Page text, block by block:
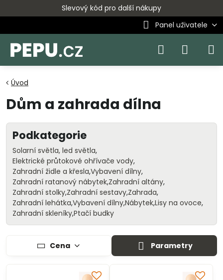
Slevový kód pro další nákupy
Panel uživatele
Úvod
Dům a zahrada dílna
Podkategorie
Solarní světla, led světla
Elektrické průtokové ohřívače vody
Zahradní židle a křesla Vybavení dílny
Zahradní ratanový nábytek Zahradní altány
Zahradní stolky Zahradní sestavy Zahrada
Zahradní lehátka Vybavení dílnyNábytekLisy na ovoce
Zahradní skleníkyPtačí budky
Cena Parametry